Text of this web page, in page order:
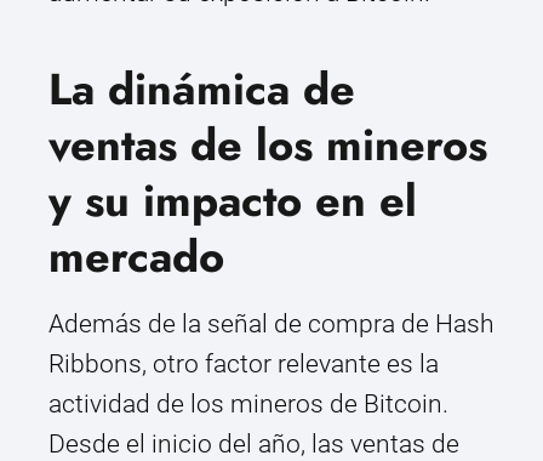
La dinámica de
ventas de los mineros
y su impacto en el
mercado
Además de la señal de compra de Hash
Ribbons, otro factor relevante es la
actividad de los mineros de Bitcoin.
Desde el inicio del año, las ventas de